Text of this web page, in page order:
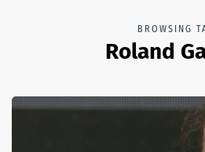
BROWSING
Roland